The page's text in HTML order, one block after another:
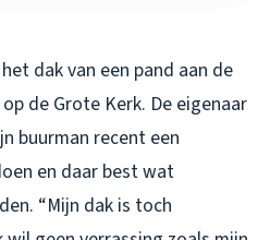
dak van een pand aan de
de Grote Kerk. De eigenaar
buurman recent een
en daar best wat
“Mijn dak is toch